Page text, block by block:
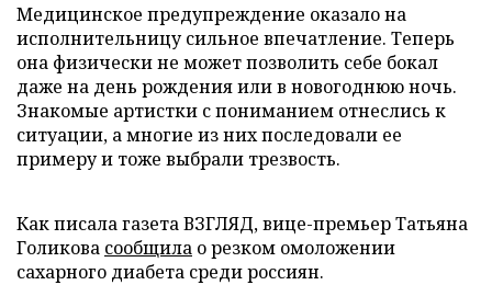
Медицинское предупреждение оказало на
исполнительницу сильное впечатление. Теперь
она физически не может позволить себе бокал
даже на день рождения или в новогоднюю ночь.
Знакомые артистки с пониманием отнеслись к
ситуации, а многие из них последовали ее
примеру и тоже выбрали трезвость.
Как писала газета ВЗГЛЯД, вице-премьер Татьяна
Голикова сообщила о резком омоложении
сахарного диабета среди россиян.